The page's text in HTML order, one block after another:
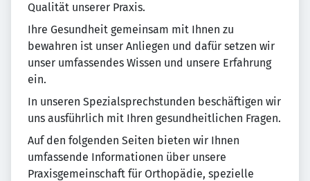
Qualität unserer Praxis.
Ihre Gesundheit gemeinsam mit Ihnen zu
bewahren ist unser Anliegen und dafür setzen wir
unser umfassendes Wissen und unsere Erfahrung
ein.
In unseren Spezialsprechstunden beschäftigen wir
uns ausführlich mit Ihren gesundheitlichen Fragen.
Auf den folgenden Seiten bieten wir Ihnen
umfassende Informationen über unsere
Praxisgemeinschaft für Orthopädie, spezielle